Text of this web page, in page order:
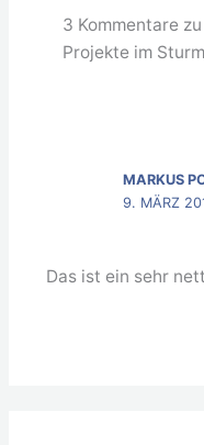
3 Kommentare
Projekte im
MARKUS
9. MÄRZ
Das ist ein sehr